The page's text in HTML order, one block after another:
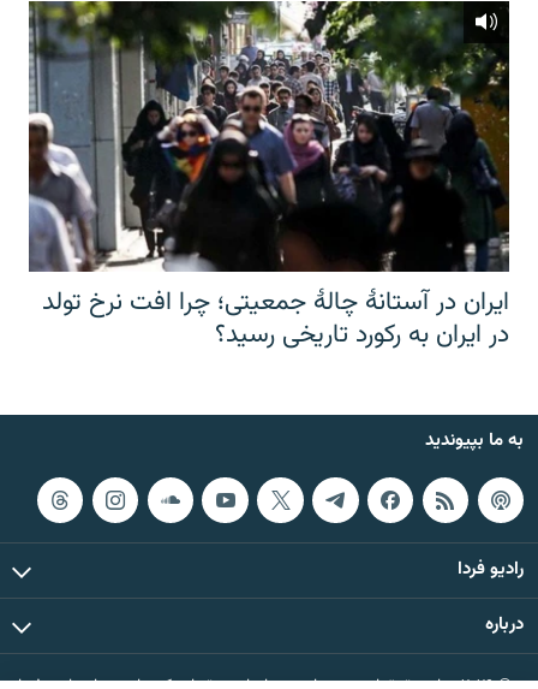
ایران در آستانهٔ چالهٔ جمعیتی؛ چرا افت نرخ تولد
در ایران به رکورد تاریخی رسید؟
به ما بپیوندید
رادیو فردا
درباره